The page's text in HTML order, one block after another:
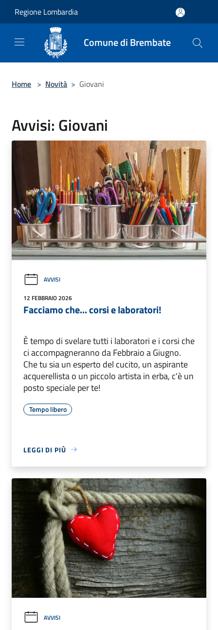
Regione Lombardia
Comune di Brembate
Home > Novità > Giovani
Avvisi: Giovani
AVVISI
12 FEBBRAIO 2026
Facciamo che... corsi e laboratori!
È tempo di svelare tutti i laboratori e i corsi che
ci accompagneranno da Febbraio a Giugno.
Che tu sia un esperto del cucito, un aspirante
acquerellista o un piccolo artista in erba, c'è un
posto speciale per te!
Tempo libero
LEGGI DI PIÙ
AVVISI